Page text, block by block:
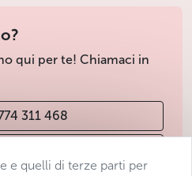
qui per te! Chiamaci in
311 468
e quelli di terze parti per